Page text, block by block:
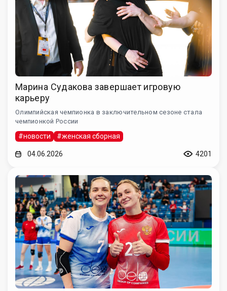
Марина Судакова завершает игровую
карьеру
Олимпийская чемпионка в заключительном сезоне стала
чемпионкой России
#новости #женская сборная
04.06.2026 4201